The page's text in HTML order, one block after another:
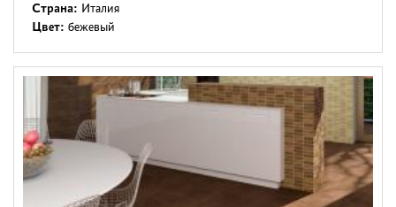
Страна: Италия
Цвет: бежевый